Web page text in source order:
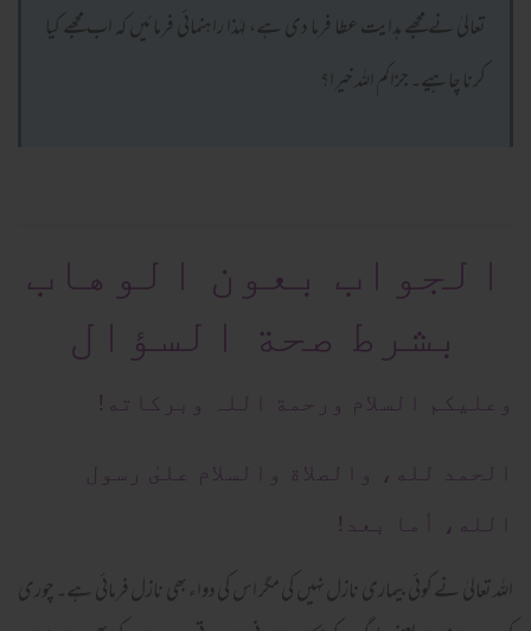
تعالیٰ نے مجھے ہدایت عطا فرما دی ہے، لہٰذا راہنمائی فرمائیں کہ اب مجھے کیا
کرنا چاہیے۔ جزاکم اللہ خیرا؟
الجواب بعون الوهاب
بشرط صحة السؤال
وعلیکم السلام ورحمة اللہ وبرکاته!
الحمد لله، والصلاة والسلام علىٰ رسول
الله، أما بعد!
اللہ تعالیٰ نے کوئی بیماری نازل نہیں کی مگر اس کی دواء بھی نازل فرمائی ہے۔ چوری